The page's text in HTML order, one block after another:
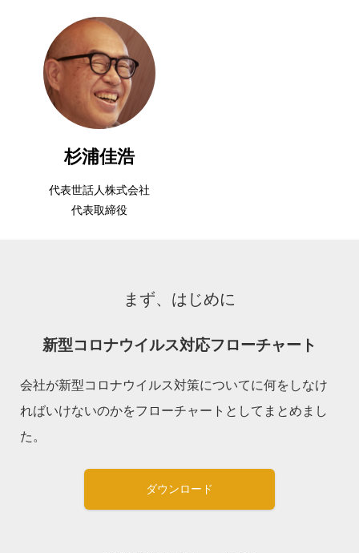
杉浦佳浩
代表世話人株式会社
代表取締役
まず、はじめに
新型コロナウイルス対応フローチャート
会社が新型コロナウイルス対策についてに何をしなけ
ればいけないのかをフローチャートとしてまとめまし
た。
ダウンロード